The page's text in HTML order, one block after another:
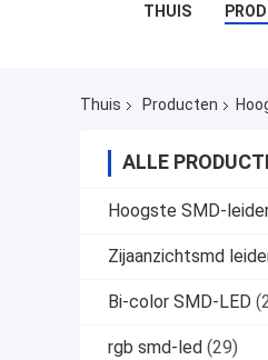
THUIS
Thuis Producten
ALLE
Hoogste SMD-
Zijaanzichtsmd
Bi-color SMD-LED
rgb smd-led (29)